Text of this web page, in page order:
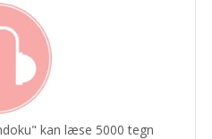
kan læse 5000 tegn